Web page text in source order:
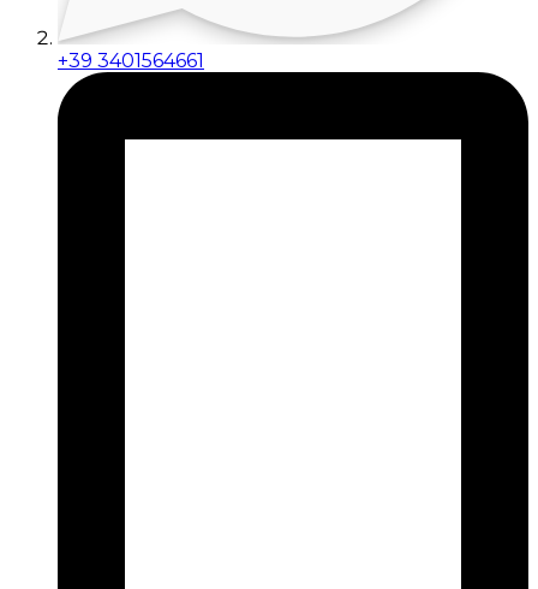
+39 3401564661